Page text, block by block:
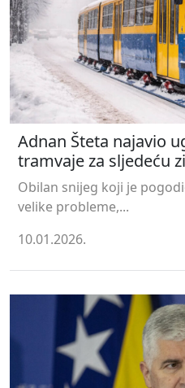
Adnan Šteta najavio
tramvaje za sljedeću
Obilan snijeg koji je
velike probleme,...
10.01.2026.